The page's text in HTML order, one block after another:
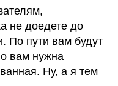
не доедете до
По пути вам будут
вам нужна
Ну, а я тем